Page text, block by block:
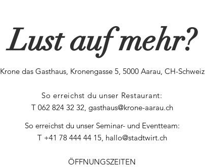
Lust auf mehr?
Krone das Gasthaus, Kronengasse 5, 5000 Aarau, CH-Schweiz
So erreichst du unser Restaurant:
T 062 824 32 32, gasthaus@krone-aarau.ch
So erreichst du unser Seminar- und Eventteam:
T +41 78 444 44 15, hallo@stadtwirt.ch
ÖFFNUNGSZEITEN